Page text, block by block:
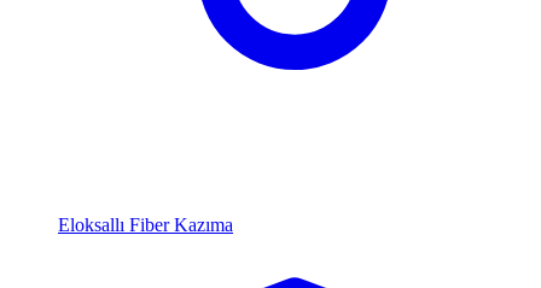
Eloksallı Fiber Kazıma